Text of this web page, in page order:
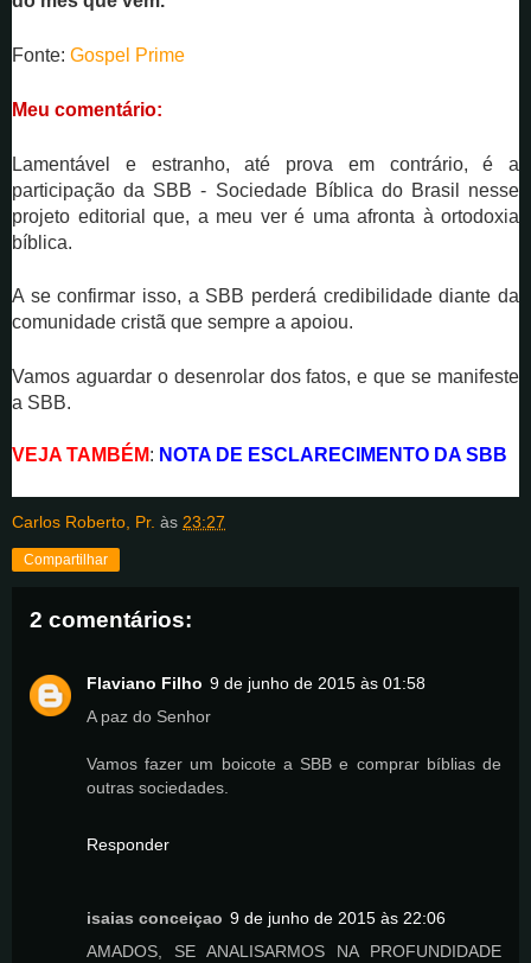
Fonte: Gospel Prime
Meu comentário:
Lamentável e estranho, até prova em contrário, é a
participação da SBB - Sociedade Bíblica do Brasil nesse
projeto editorial que, a meu ver é uma afronta à ortodoxia
bíblica.
A se confirmar isso, a SBB perderá credibilidade diante da
comunidade cristã que sempre a apoiou.
Vamos aguardar o desenrolar dos fatos, e que se manifeste
a SBB.
VEJA TAMBÉM: NOTA DE ESCLARECIMENTO DA SBB
Carlos Roberto, Pr. às 23:27
Compartilhar
2 comentários:
Flaviano Filho 9 de junho de 2015 às 01:58
A paz do Senhor
Vamos fazer um boicote a SBB e comprar bíblias de
outras sociedades.
Responder
isaias conceiçao 9 de junho de 2015 às 22:06
AMADOS, SE ANALISARMOS NA PROFUNDIDADE